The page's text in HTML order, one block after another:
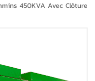
450KVA Avec Clôture